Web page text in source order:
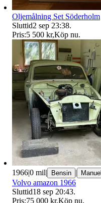
Oljemålning Set Söderholm
Sluttid2 sep 23:38.
Pris:5 500 kr,Köp nu.
1966|0 mil| Bensin | Manuell
Volvo amazon 1966
Sluttid18 sep 20:43.
Pris:75 000 kr,Köp nu.